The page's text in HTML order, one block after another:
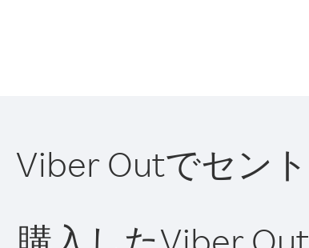
Viber Outでセン